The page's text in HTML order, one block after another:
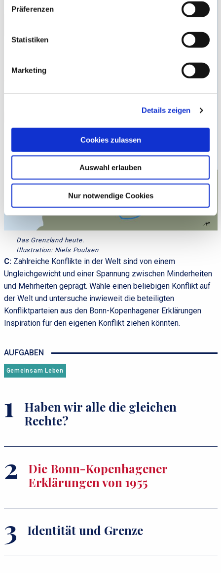
Präferenzen
Statistiken
Marketing
Details zeigen
Cookies zulassen
Auswahl erlauben
Nur notwendige Cookies
Das Grenzland heute.
Illustration: Niels Poulsen
C: Zahlreiche Konflikte in der Welt sind von einem
Ungleichgewicht und einer Spannung zwischen Minderheiten
und Mehrheiten geprägt. Wähle einen beliebigen Konflikt auf
der Welt und untersuche inwieweit die beteiligten
Konfliktparteien aus den Bonn-Kopenhagener Erklärungen
Inspiration für den eigenen Konflikt ziehen könnten.
AUFGABEN
Gemeinsam Leben
Haben wir alle die gleichen
Rechte?
Die Bonn-Kopenhagener
Erklärungen von 1955
Identität und Grenze